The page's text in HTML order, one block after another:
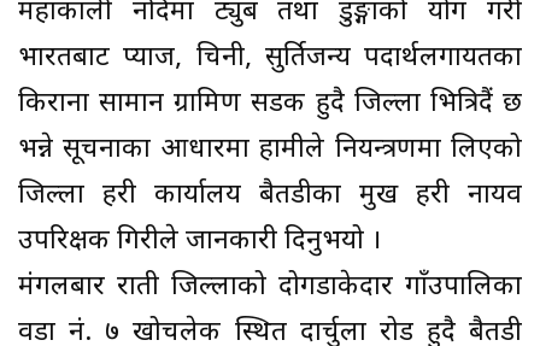
महाकाली नदिमा ट्युब तथा डुङ्गाको प्रयोग गरी
भारतबाट प्याज, चिनी, सुर्तिजन्य पदार्थलगायतका
किराना सामान ग्रामिण सडक हुदै जिल्ला भित्रिदैं छ
भन्ने सूचनाका आधारमा हामीले नियन्त्रणमा लिएको
जिल्ला प्रहरी कार्यालय बैतडीका प्रमुख प्रहरी नायव
उपरिक्षक गिरीले जानकारी दिनुभयो ।
मंगलबार राती जिल्लाको दोगडाकेदार गाँउपालिका
वडा नं. ७ खोचलेक स्थित दार्चुला रोड हुदै बैतडी